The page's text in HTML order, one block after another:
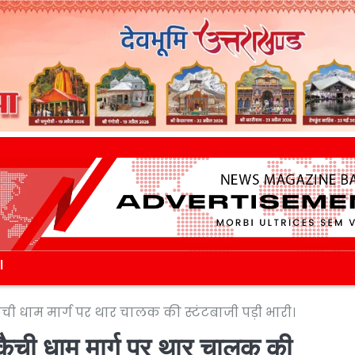
धाम मार्ग पर थार चालक की स्टंटबाजी पड़ी भारी।
धाम मार्ग पर थार चालक की